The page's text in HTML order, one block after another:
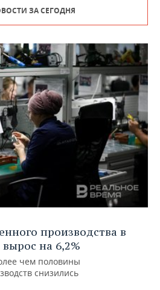
ЗА СЕГОДНЯ
производства в
вырос на 6,2%
чем половины
снизились